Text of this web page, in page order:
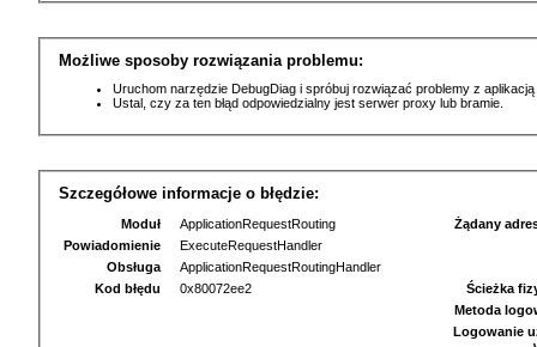
Możliwe sposoby rozwiązania problemu:
Uruchom narzędzie DebugDiag i spróbuj rozwiązać problemy z
Ustal, czy za ten błąd odpowiedzialny jest serwer proxy lub bramie.
Szczegółowe informacje o błędzie:
Moduł
ApplicationRequestRouting
Powiadomienie
ExecuteRequestHandler
Obsługa
ApplicationRequestRoutingHandler
Kod błędu
0x80072ee2
Żądany
Ścieżka
Metoda
Logowanie